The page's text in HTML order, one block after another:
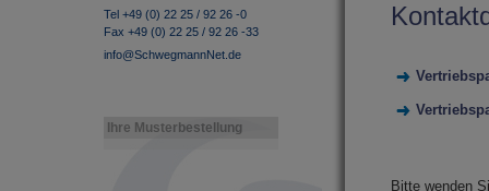
Tel +49 (0) 22 25 / 92 26 -0
Fax +49 (0) 22 25 / 92 26 -33
info@SchwegmannNet.de
Ihre Musterbestellung
V
Bitte wenden